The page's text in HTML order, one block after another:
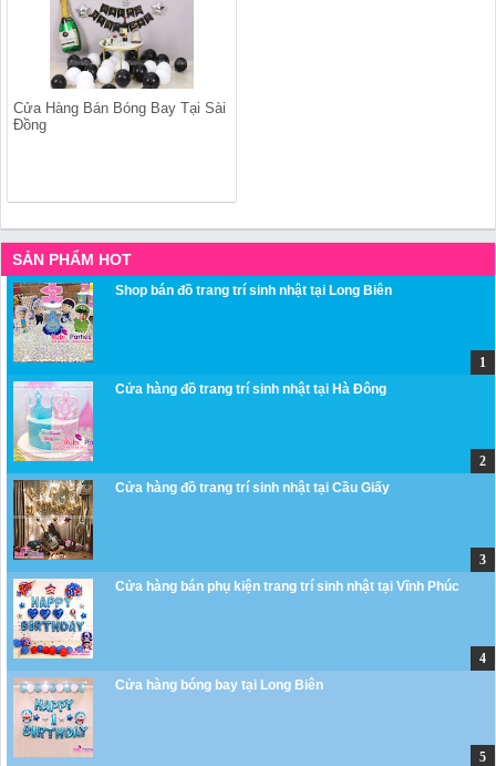
Cửa Hàng Bán Bóng Bay Tại Sài
Đồng
SẢN PHẨM HOT
Shop bán đồ trang trí sinh nhật tại Long Biên
Cửa hàng đồ trang trí sinh nhật tại Hà Đông
Cửa hàng đồ trang trí sinh nhật tại Cầu Giấy
Cửa hàng bán phụ kiện trang trí sinh nhật tại Vĩnh Phúc
Cửa hàng bóng bay tại Long Biên